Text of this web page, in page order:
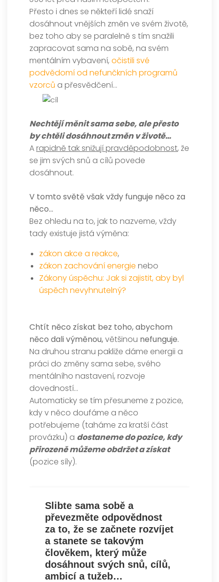
Přesto i dnes se někteří lidé snaží
dosáhnout vnějších změn ve svém životě,
bez toho aby se paralelně s tím snažili
zapracovat sama na sobě, na svém
mentálním vybavení, očistili své
podvědomí od nefunčkních programů
vzorců a přesvědčení…
Nechtějí měnit sama sebe, ale přesto
by chtěli dosáhnout změn v životě…
Arapidně tak snižují pravděpodobnost, že
se jim svých snů a cílů povede
dosáhnout.
V tomto světě však vždy funguje něco za
něco…
Bez ohledu na to, jak to nazveme, vždy
tady existuje jistá výměna:
zákon akce a reakce,
zákon zachování energie nebo
Zákony úspěchu: Jak si zajistit, aby byl
úspěch nevyhnutelný?
Chtít něco získat bez toho, abychom
něco dali výměnou,většinou nefunguje.
Na druhou stranu pakliže dáme energii a
práci do změny sama sebe, svého
mentálního nastavení, rozvoje
dovedností…
Automaticky se tím přesuneme z pozice,
kdy v něco doufáme a něco
potřebujeme (taháme za kratší část
provázku) a dostaneme do pozice, kdy
přirozeně můžeme obdržet a získat
(pozice síly).
Slibte sama sobě a
převezměte odpovědnost
za to, že se začnete rozvíjet
a stanete se takovým
člověkem, který může
dosáhnout svých snů, cílů,
ambicí a tužeb…